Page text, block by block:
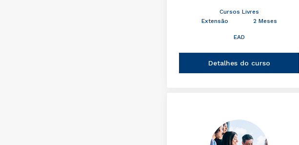
Cursos Livres
Extensão
2 Meses
EAD
Detalhes do curso